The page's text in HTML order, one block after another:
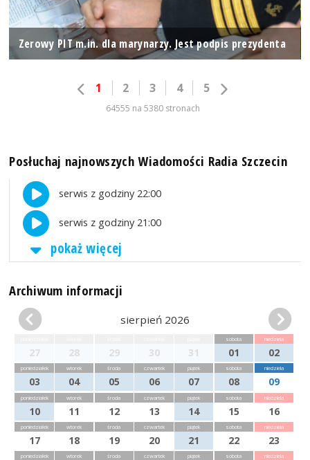
Zerowy PIT m.in. dla marynarzy. Jest podpis prezydenta
1 2 3 4 5
64555 na 5380 stronach
Posłuchaj najnowszych Wiadomości Radia Szczecin
serwis z godziny 22:00
serwis z godziny 21:00
pokaż więcej
Archiwum informacji
sierpień 2026
27 28 29 30 31
sobota
01
niedziela
02
poniedziałek
03
wtorek
04
środa
05
czwartek
06
piątek
07
sobota
08
niedziela
09
poniedziałek
10
wtorek
11
środa
12
czwartek
13
piątek
14
sobota
15
niedziela
16
poniedziałek
17
wtorek
18
środa
19
czwartek
20
piątek
21
sobota
22
niedziela
23
poniedziałek wtorek środa czwartek piątek sobota niedziela